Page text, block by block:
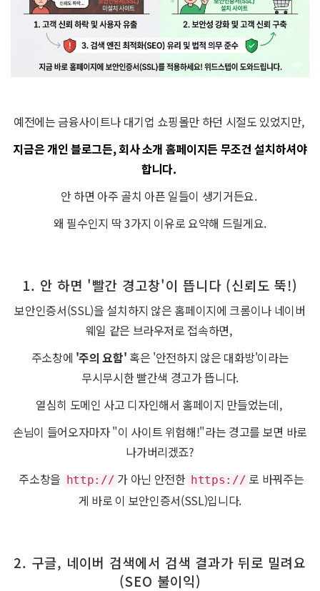
예전에는 금융사이트나 대기업 쇼핑몰만 하던 시절도 있었지만,
지금은 개인 블로그든, 회사 소개 홈페이지든 무조건 설치하셔야
합니다.
안 하면 아주 골치 아픈 일들이 생기거든요.
왜 필수인지 딱 3가지 이유로 요약해 드릴게요.
1. 안 하면 '빨간 경고창'이 뜹니다 (신뢰도 뚝!)
보안인증서(SSL)을 설치하지 않은 홈페이지에 크롬이나 네이버
웨일 같은 브라우저로 접속하면,
주소창에 '주의 요함' 혹은 '안전하지 않은 대화방'이라는
무시무시한 빨간색 경고가 뜹니다.
열심히 도메인 사고 디자인해서 홈페이지 만들었는데,
손님이 들어오자마자 "이 사이트 위험해!"라는 경고를 보면 바로
나가버리겠죠?
주소창을 http:// 가 아닌 안전한 https:// 로 바꿔주는
게 바로 이 보안인증서(SSL)입니다.
2. 구글, 네이버 검색에서 검색 결과가 뒤로 밀려요
(SEO 불이익)